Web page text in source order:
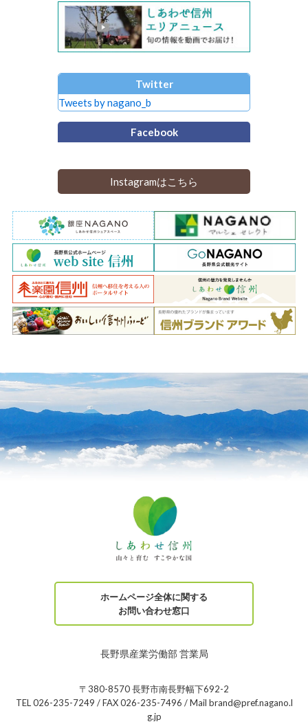
Twitter
Tweets by nagano_b
Facebook
Instagramはこちら
ホームページ全体に関する
お問い合わせ窓口
長野県産業労働部 営業局
〒380-8570 長野市南長野幅下692-2
TEL 026-235-7249 / FAX 026-235-7496 / Mail brand@pref.nagano.l
g.jp